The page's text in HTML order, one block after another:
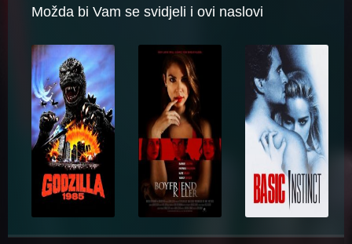
Možda bi Vam se svidjeli i ovi naslovi